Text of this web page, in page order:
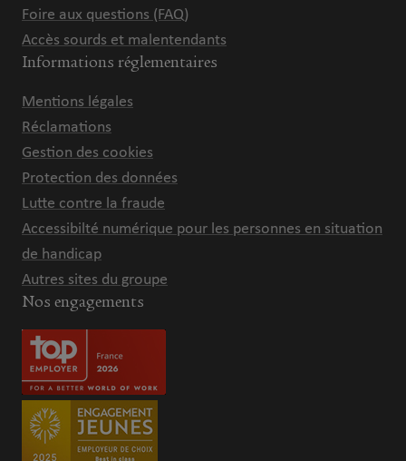
Foire aux questions (FAQ)
Accès sourds et malentendants
Informations réglementaires
Mentions légales
Réclamations
Gestion des cookies
Protection des données
Lutte contre la fraude
Accessibilté numérique pour les personnes en situation
de handicap
Autres sites du groupe
Nos engagements